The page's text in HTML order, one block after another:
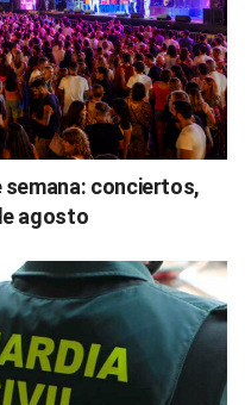
semana: conciertos,
agosto